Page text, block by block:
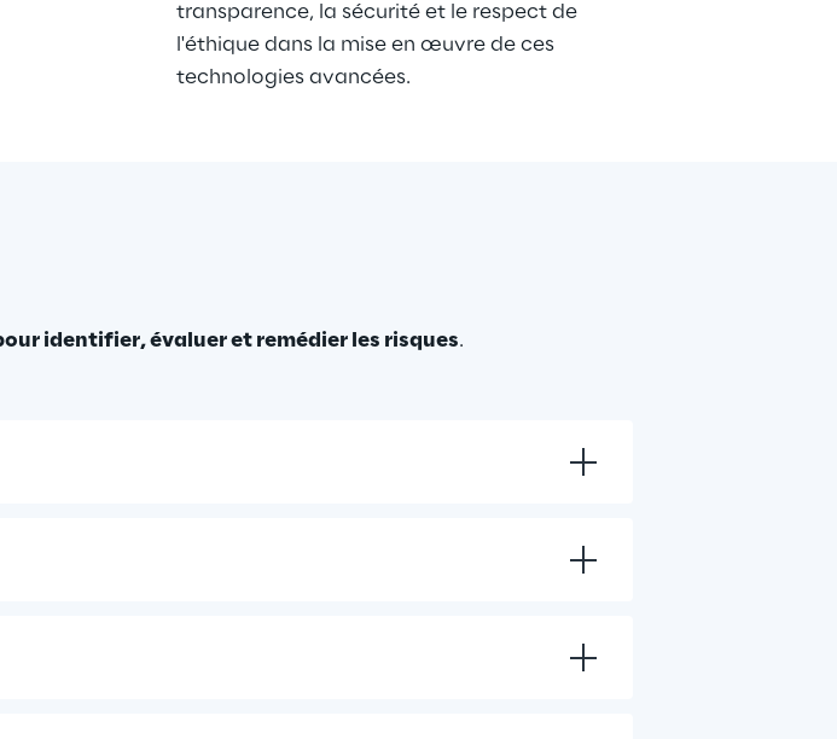
transparence, la sécurité et le respect de
l'éthique dans la mise en œuvre de ces
technologies avancées.
identifier, évaluer et remédier les risques.